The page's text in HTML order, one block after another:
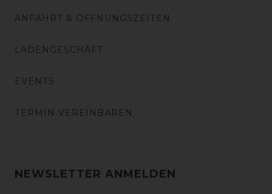
ANFAHRT & ÖFFNUNGSZEITEN
LADENGESCHÄFT
EVENTS
TERMIN VEREINBAREN
NEWSLETTER ANMELDEN